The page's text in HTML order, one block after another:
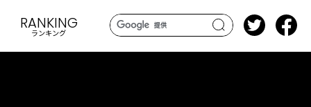
search
RANKING
ランキング